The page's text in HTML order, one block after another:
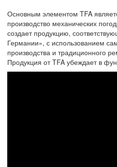
Основным элементом TFA
производство механических
создает продукцию,
Германии», с использованием
производства и традиционного
Продукция от TFA убеждает в